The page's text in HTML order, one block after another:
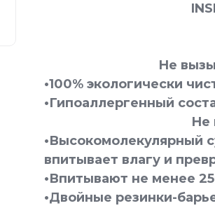
Не
•100% экологически
•Гипоаллергенный
Не
•Высокомолекулярный
впитывает влагу и
•Впитывают не менее
•Двойные резинки-